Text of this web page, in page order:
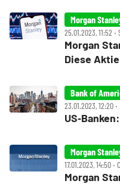
Morgan
25.01.2023, 11:52
Morgan
Diese
Bank of
23.01.2023, 12:20
Morgan
17.01.2023, 14:50
Morgan